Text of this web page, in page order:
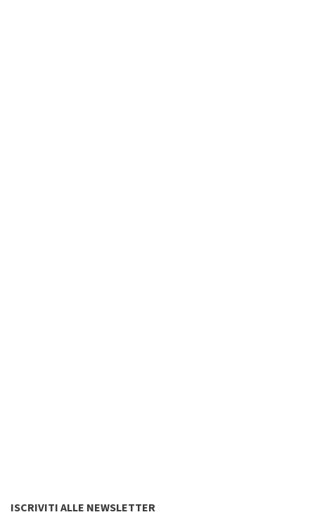
ISCRIVITI ALLE NEWSLETTER